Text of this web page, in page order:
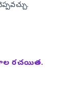
రచయిత.